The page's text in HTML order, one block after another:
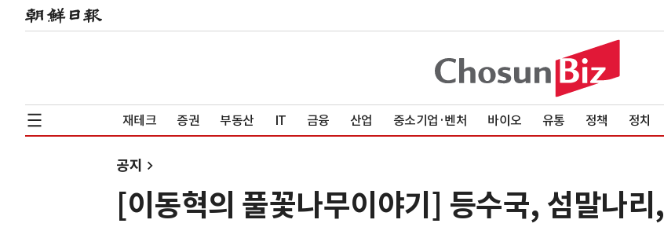
재테크 증권 부동산 IT 금융 산업 중소기업·벤처 바이오 유통 정책 정치
공지
[이동혁의 풀꽃나무이야기] 등수국, 섬말나리,